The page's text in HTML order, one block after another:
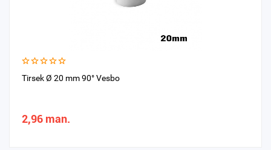
Tirsek Ø 20 mm 90° Vesbo
2,96 man.